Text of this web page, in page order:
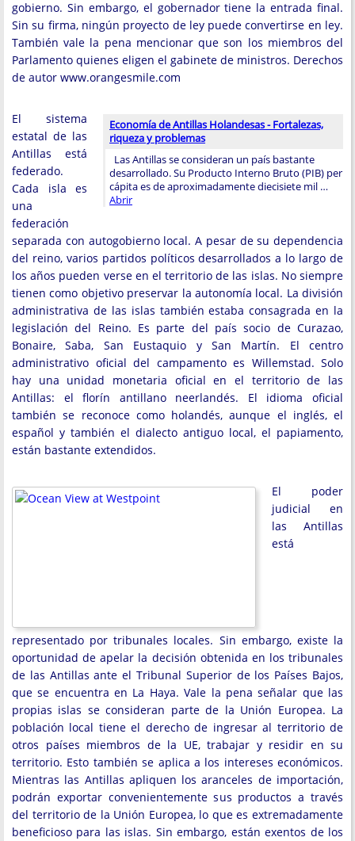
gobierno. Sin embargo, el gobernador tiene la entrada final.
Sin su firma, ningún proyecto de ley puede convertirse en ley.
También vale la pena mencionar que son los miembros del
Parlamento quienes eligen el gabinete de ministros. Derechos
de autor www.orangesmile.com
Economía de Antillas Holandesas - Fortalezas,
riqueza y problemas
Las Antillas se consideran un país bastante
desarrollado. Su Producto Interno Bruto (PIB) per
cápita es de aproximadamente diecisiete mil …
Abrir
El sistema
estatal de las
Antillas está
federado.
Cada isla es
una
federación
separada con autogobierno local. A pesar de su dependencia
del reino, varios partidos políticos desarrollados a lo largo de
los años pueden verse en el territorio de las islas. No siempre
tienen como objetivo preservar la autonomía local. La división
administrativa de las islas también estaba consagrada en la
legislación del Reino. Es parte del país socio de Curazao,
Bonaire, Saba, San Eustaquio y San Martín. El centro
administrativo oficial del campamento es Willemstad. Solo
hay una unidad monetaria oficial en el territorio de las
Antillas: el florín antillano neerlandés. El idioma oficial
también se reconoce como holandés, aunque el inglés, el
español y también el dialecto antiguo local, el papiamento,
están bastante extendidos.
El poder
judicial en
las Antillas
está
representado por tribunales locales. Sin embargo, existe la
oportunidad de apelar la decisión obtenida en los tribunales
de las Antillas ante el Tribunal Superior de los Países Bajos,
que se encuentra en La Haya. Vale la pena señalar que las
propias islas se consideran parte de la Unión Europea. La
población local tiene el derecho de ingresar al territorio de
otros países miembros de la UE, trabajar y residir en su
territorio. Esto también se aplica a los intereses económicos.
Mientras las Antillas apliquen los aranceles de importación,
podrán exportar convenientemente sus productos a través
del territorio de la Unión Europea, lo que es extremadamente
beneficioso para las islas. Sin embargo, están exentos de los